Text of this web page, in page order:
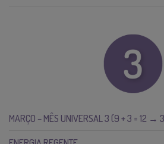
MARÇO – MÊS UNIVERSAL 3 (9 + 3 = 12 →